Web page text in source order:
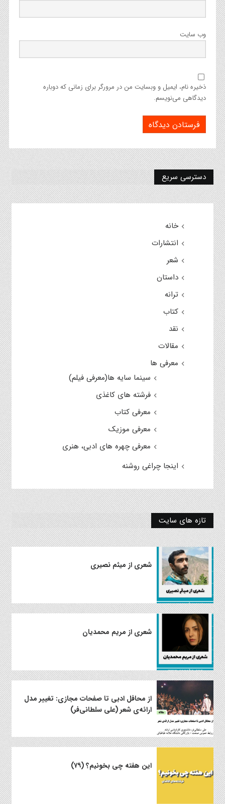
وب‌ سایت
ذخیره نام، ایمیل و وبسایت من در مرورگر برای زمانی که دوباره
دیدگاهی می‌نویسم.
دسترسی سریع
خانه
انتشارات
شعر
داستان
ترانه
کتاب
نقد
مقالات
معرفی ها
سینما سایه ها(معرفی فیلم)
فرشته های کاغذی
معرفی کتاب
معرفی موزیک
معرفی چهره های ادبی، هنری
اینجا چراغی روشنه
تازه های سایت
شعری از میثم نصیری
شعری از مریم محمدیان
از محافل ادبی تا صفحات مجازی: تغییر مدل
ارائه‌ی شعر (علی سلطانی‌فر)
این هفته چی بخونیم؟ (۷۹)